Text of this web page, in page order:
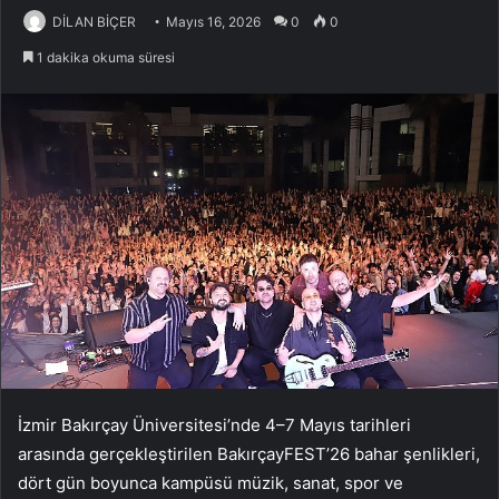
DİLAN BİÇER Mayıs 16, 2026 0 0
1 dakika okuma süresi
İzmir Bakırçay Üniversitesi’nde 4–7 Mayıs tarihleri
arasında gerçekleştirilen BakırçayFEST’26 bahar şenlikleri,
dört gün boyunca kampüsü müzik, sanat, spor ve